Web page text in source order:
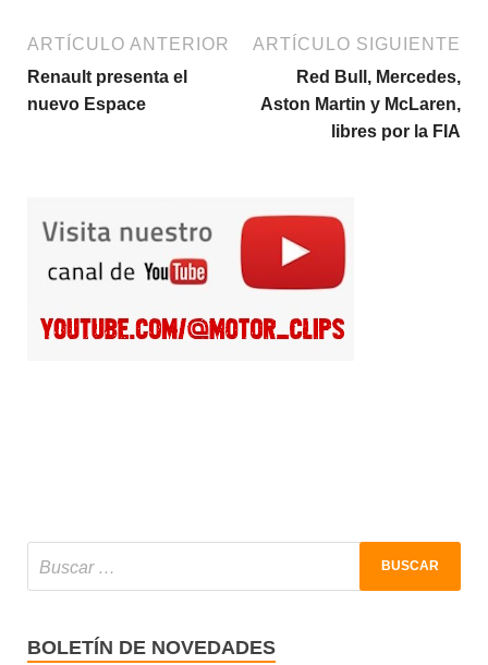
ARTÍCULO ANTERIOR
Renault presenta el
nuevo Espace
ARTÍCULO SIGUIENTE
Red Bull, Mercedes,
Aston Martin y McLaren,
libres por la FIA
BOLETÍN DE NOVEDADES